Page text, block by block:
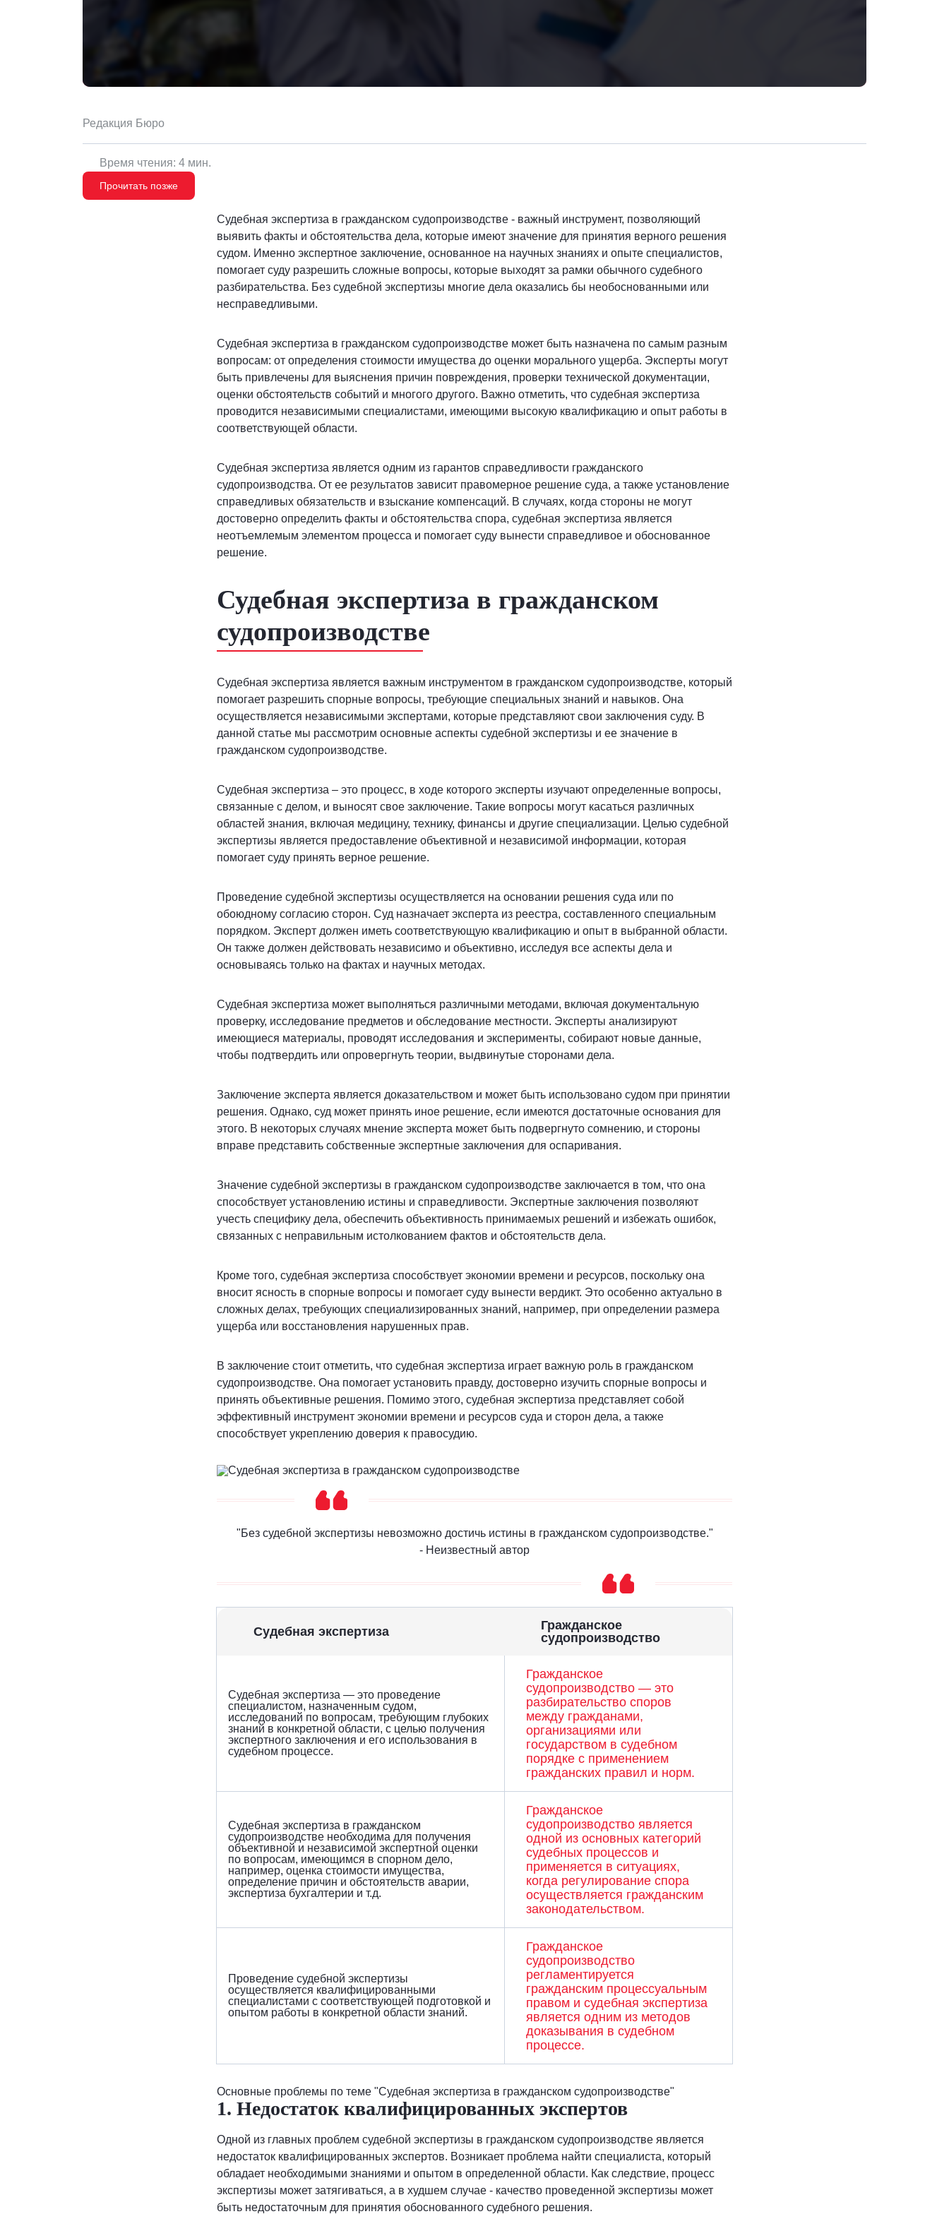
Редакция Бюро
Время чтения: 4 мин.
Прочитать позже
Судебная экспертиза в гражданском судопроизводстве - важный инструмент, позволяющий
выявить факты и обстоятельства дела, которые имеют значение для принятия верного решения
судом. Именно экспертное заключение, основанное на научных знаниях и опыте специалистов,
помогает суду разрешить сложные вопросы, которые выходят за рамки обычного судебного
разбирательства. Без судебной экспертизы многие дела оказались бы необоснованными или
несправедливыми.
Судебная экспертиза в гражданском судопроизводстве может быть назначена по самым разным
вопросам: от определения стоимости имущества до оценки морального ущерба. Эксперты могут
быть привлечены для выяснения причин повреждения, проверки технической документации,
оценки обстоятельств событий и многого другого. Важно отметить, что судебная экспертиза
проводится независимыми специалистами, имеющими высокую квалификацию и опыт работы в
соответствующей области.
Судебная экспертиза является одним из гарантов справедливости гражданского
судопроизводства. От ее результатов зависит правомерное решение суда, а также установление
справедливых обязательств и взыскание компенсаций. В случаях, когда стороны не могут
достоверно определить факты и обстоятельства спора, судебная экспертиза является
неотъемлемым элементом процесса и помогает суду вынести справедливое и обоснованное
решение.
Судебная экспертиза в гражданском
судопроизводстве
Судебная экспертиза является важным инструментом в гражданском судопроизводстве, который
помогает разрешить спорные вопросы, требующие специальных знаний и навыков. Она
осуществляется независимыми экспертами, которые представляют свои заключения суду. В
данной статье мы рассмотрим основные аспекты судебной экспертизы и ее значение в
гражданском судопроизводстве.
Судебная экспертиза – это процесс, в ходе которого эксперты изучают определенные вопросы,
связанные с делом, и выносят свое заключение. Такие вопросы могут касаться различных
областей знания, включая медицину, технику, финансы и другие специализации. Целью судебной
экспертизы является предоставление объективной и независимой информации, которая
помогает суду принять верное решение.
Проведение судебной экспертизы осуществляется на основании решения суда или по
обоюдному согласию сторон. Суд назначает эксперта из реестра, составленного специальным
порядком. Эксперт должен иметь соответствующую квалификацию и опыт в выбранной области.
Он также должен действовать независимо и объективно, исследуя все аспекты дела и
основываясь только на фактах и научных методах.
Судебная экспертиза может выполняться различными методами, включая документальную
проверку, исследование предметов и обследование местности. Эксперты анализируют
имеющиеся материалы, проводят исследования и эксперименты, собирают новые данные,
чтобы подтвердить или опровергнуть теории, выдвинутые сторонами дела.
Заключение эксперта является доказательством и может быть использовано судом при принятии
решения. Однако, суд может принять иное решение, если имеются достаточные основания для
этого. В некоторых случаях мнение эксперта может быть подвергнуто сомнению, и стороны
вправе представить собственные экспертные заключения для оспаривания.
Значение судебной экспертизы в гражданском судопроизводстве заключается в том, что она
способствует установлению истины и справедливости. Экспертные заключения позволяют
учесть специфику дела, обеспечить объективность принимаемых решений и избежать ошибок,
связанных с неправильным истолкованием фактов и обстоятельств дела.
Кроме того, судебная экспертиза способствует экономии времени и ресурсов, поскольку она
вносит ясность в спорные вопросы и помогает суду вынести вердикт. Это особенно актуально в
сложных делах, требующих специализированных знаний, например, при определении размера
ущерба или восстановления нарушенных прав.
В заключение стоит отметить, что судебная экспертиза играет важную роль в гражданском
судопроизводстве. Она помогает установить правду, достоверно изучить спорные вопросы и
принять объективные решения. Помимо этого, судебная экспертиза представляет собой
эффективный инструмент экономии времени и ресурсов суда и сторон дела, а также
способствует укреплению доверия к правосудию.
"Без судебной экспертизы невозможно достичь истины в гражданском судопроизводстве."
- Неизвестный автор
Судебная экспертиза
Гражданское
судопроизводство
Судебная экспертиза — это проведение
специалистом, назначенным судом,
исследований по вопросам, требующим глубоких
знаний в конкретной области, с целью получения
экспертного заключения и его использования в
судебном процессе.
Гражданское
судопроизводство — это
разбирательство споров
между гражданами,
организациями или
государством в судебном
порядке с применением
гражданских правил и норм.
Судебная экспертиза в гражданском
судопроизводстве необходима для получения
объективной и независимой экспертной оценки
по вопросам, имеющимся в спорном дело,
например, оценка стоимости имущества,
определение причин и обстоятельств аварии,
экспертиза бухгалтерии и т.д.
Гражданское
судопроизводство является
одной из основных категорий
судебных процессов и
применяется в ситуациях,
когда регулирование спора
осуществляется гражданским
законодательством.
Проведение судебной экспертизы
осуществляется квалифицированными
специалистами с соответствующей подготовкой и
опытом работы в конкретной области знаний.
Гражданское
судопроизводство
регламентируется
гражданским процессуальным
правом и судебная экспертиза
является одним из методов
доказывания в судебном
процессе.
Основные проблемы по теме "Судебная экспертиза в гражданском судопроизводстве"
1. Недостаток квалифицированных экспертов
Одной из главных проблем судебной экспертизы в гражданском судопроизводстве является
недостаток квалифицированных экспертов. Возникает проблема найти специалиста, который
обладает необходимыми знаниями и опытом в определенной области. Как следствие, процесс
экспертизы может затягиваться, а в худшем случае - качество проведенной экспертизы может
быть недостаточным для принятия обоснованного судебного решения.